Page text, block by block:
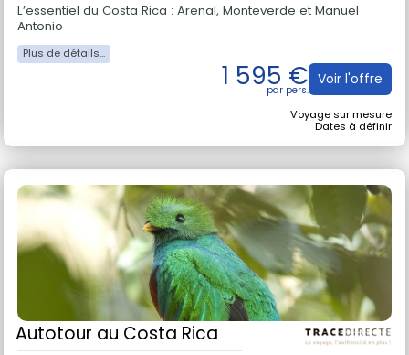
L’essentiel du Costa Rica : Arenal, Monteverde et Manuel
Antonio
1 595 € Voir l'offre
Voyage sur mesure
Dates à définir
Autotour au Costa Rica